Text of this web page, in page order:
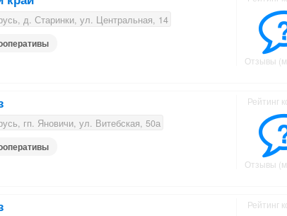
д. Старинки, ул. Центральная, 14
Отзывы
гп. Яновичи, ул. Витебская, 50а
Рейтинг
Отзывы
Рейтинг